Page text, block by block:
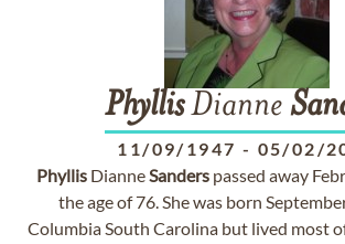
PhyllisDianne
11/09/1947 - 05/02/
PhyllisDianneSanderspassed away
the age of 76. She was born
Columbia South Carolina but lived most